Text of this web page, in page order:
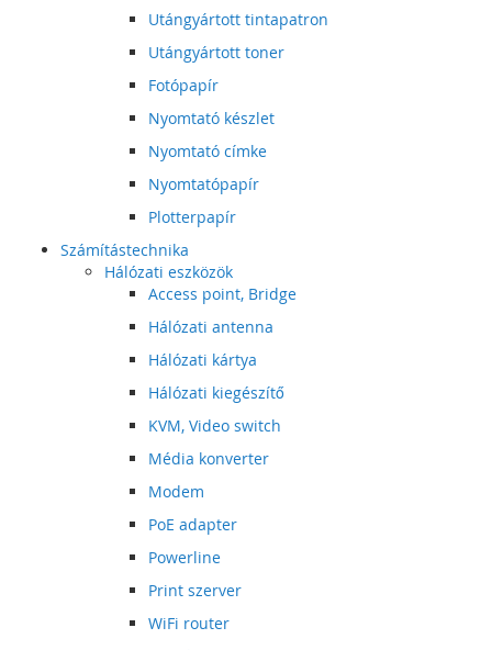
Utángyártott tintapatron
Utángyártott toner
Fotópapír
Nyomtató készlet
Nyomtató címke
Nyomtatópapír
Plotterpapír
Számítástechnika
Hálózati eszközök
Access point, Bridge
Hálózati antenna
Hálózati kártya
Hálózati kiegészítő
KVM, Video switch
Média konverter
Modem
PoE adapter
Powerline
Print szerver
WiFi router